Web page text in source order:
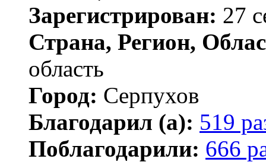
Зарегистрирован: 27
Страна, Регион,
область
Город: Серпухов
Благодарил (а): 519
Поблагодарили: 666